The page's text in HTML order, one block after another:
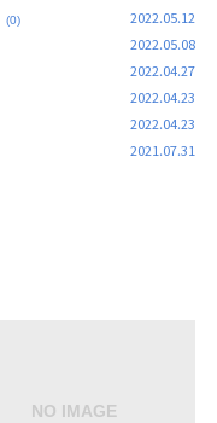
(0) 2022.05.12
2022.05.08
2022.04.27
2022.04.23
2022.04.23
2021.07.31